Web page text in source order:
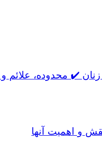
✔️ محدوده، علائم و
و اهمیت آنها